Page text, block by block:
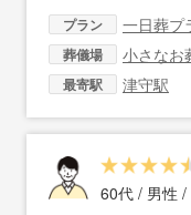
プラン 一日葬プ
葬儀場 小さなお
最寄駅 津守駅
60代 / 男性 /